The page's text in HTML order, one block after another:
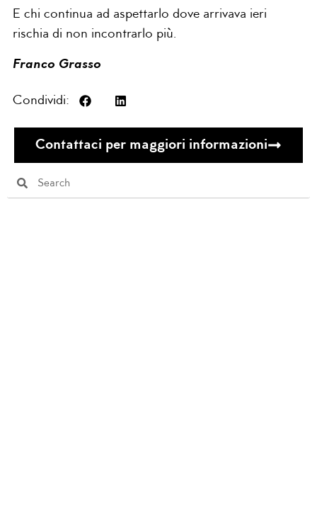
E chi continua ad aspettarlo dove arrivava ieri
rischia di non incontrarlo più.
Franco Grasso
Condividi:
Contattaci per maggiori informazioni